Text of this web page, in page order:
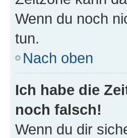
Wenn du noch
tun.
Nach oben
Ich habe die
noch falsch!
Wenn du dir